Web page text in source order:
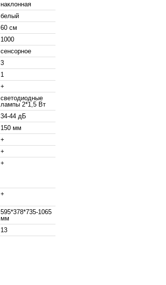
наклонная
белый
60 см
1000
сенсорное
3
1
+
светодиодные
лампы 2*1,5 Вт
34-44 дБ
150 мм
+
+
+
+
595*378*735-1065
мм
13